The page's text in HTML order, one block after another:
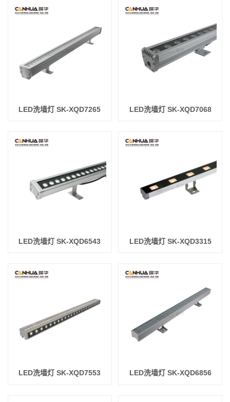
LED洗墙灯 SK-XQD7265 LED洗墙灯 SK-XQD7068
LED洗墙灯 SK-XQD6543 LED洗墙灯 SK-XQD3315
LED洗墙灯 SK-XQD7553 LED洗墙灯 SK-XQD6856